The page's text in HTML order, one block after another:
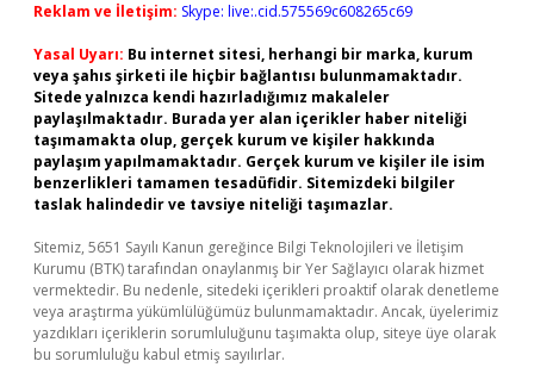
Reklam ve İletişim: Skype: live:.cid.575569c608265c69
Yasal Uyarı: Bu internet sitesi, herhangi bir marka, kurum
veya şahıs şirketi ile hiçbir bağlantısı bulunmamaktadır.
Sitede yalnızca kendi hazırladığımız makaleler
paylaşılmaktadır. Burada yer alan içerikler haber niteliği
taşımamakta olup, gerçek kurum ve kişiler hakkında
paylaşım yapılmamaktadır. Gerçek kurum ve kişiler ile isim
benzerlikleri tamamen tesadüfidir. Sitemizdeki bilgiler
taslak halindedir ve tavsiye niteliği taşımazlar.
Sitemiz, 5651 Sayılı Kanun gereğince Bilgi Teknolojileri ve İletişim
Kurumu (BTK) tarafından onaylanmış bir Yer Sağlayıcı olarak hizmet
vermektedir. Bu nedenle, sitedeki içerikleri proaktif olarak denetleme
veya araştırma yükümlülüğümüz bulunmamaktadır. Ancak, üyelerimiz
yazdıkları içeriklerin sorumluluğunu taşımakta olup, siteye üye olarak
bu sorumluluğu kabul etmiş sayılırlar.